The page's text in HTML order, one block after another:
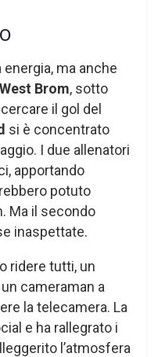
ma anche
West Brom, sotto
il gol del
si è concentrato
I due allenatori
apportando
potuto
Ma il secondo
inaspettate.
ridere tutti, un
cameraman a
la telecamera. La
e ha rallegrato i
l’atmosfera